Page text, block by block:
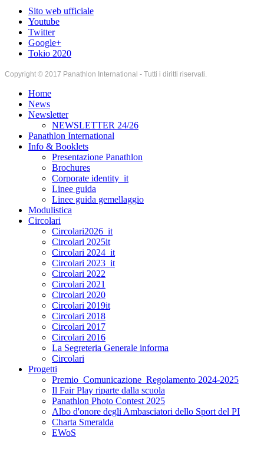
Sito web ufficiale
Youtube
Twitter
Google+
Tokio 2020
Copyright © 2017 Panathlon International - Tutti i diritti riservati.
Home
News
Newsletter
NEWSLETTER 24/26
Panathlon International
Info & Booklets
Presentazione Panathlon
Brochures
Corporate identity_it
Linee guida
Linee guida gemellaggio
Modulistica
Circolari
Circolari2026_it
Circolari 2025it
Circolari 2024_it
Circolari 2023_it
Circolari 2022
Circolari 2021
Circolari 2020
Circolari 2019it
Circolari 2018
Circolari 2017
Circolari 2016
La Segreteria Generale informa
Circolari
Progetti
Premio_Comunicazione_Regolamento 2024-2025
Il Fair Play riparte dalla scuola
Panathlon Photo Contest 2025
Albo d'onore degli Ambasciatori dello Sport del PI
Charta Smeralda
EWoS